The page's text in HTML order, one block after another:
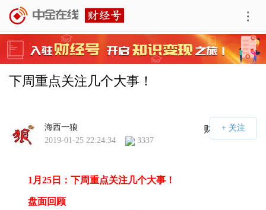
下周重点关注几个大事！
财经号APP
海西一狼
2019-01-25 22:24:34
3337
1 月 25日：下周重点关注几个大事！
盘面回顾